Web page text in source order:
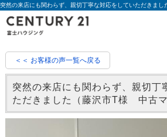
＜＜ お客様の声一覧へ戻る
突然の来店にも関わらず、親切丁
ただきました（藤沢市T様 中古マ